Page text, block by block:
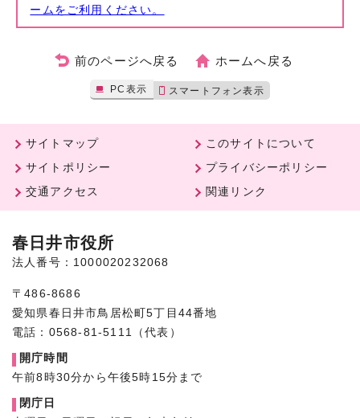
ームをご利用ください。
前のページへ戻る ホームへ戻る
PC表示 スマートフォン表示
サイトマップ
このサイトについて
サイトポリシー
プライバシーポリシー
交通アクセス
関連リンク
春日井市役所
法人番号：1000020232068
〒486-8686
愛知県春日井市鳥居松町5丁目44番地
電話：0568-81-5111（代表）
開庁時間
午前8時30分から午後5時15分まで
閉庁日